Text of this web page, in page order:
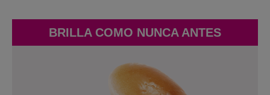
BRILLA COMO NUNCA ANTES